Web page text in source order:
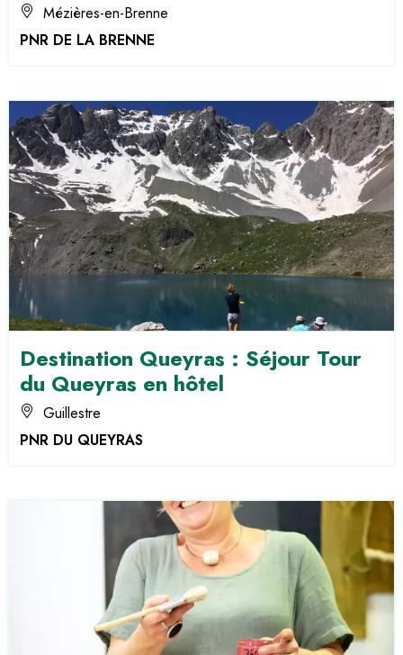
Mézières-en-Brenne
PNR DE LA BRENNE
Destination Queyras : Séjour Tour
du Queyras en hôtel
Guillestre
PNR DU QUEYRAS